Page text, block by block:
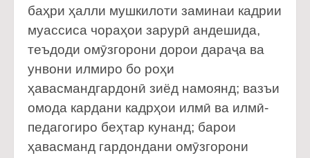
баҳри ҳалли мушкилоти заминаи кадрии
муассиса чораҳои зарурӣ андешида,
теъдоди омӯзгорони дорои дараҷа ва
унвони илмиро бо роҳи
ҳавасмандгардонӣ зиёд намоянд; вазъи
омода кардани кадрҳои илмӣ ва илмӣ-
педагогиро беҳтар кунанд; барои
ҳавасманд гардондани омӯзгорони